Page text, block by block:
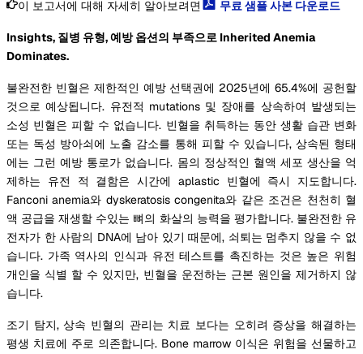
이 보고서에 대해 자세히 알아보려면 무료 샘플 사본 다운로드
Insights, 질병 유형, 예방 옵션의 부족으로 Inherited Anemia
Dominates.
불완전한 빈혈은 제한적인 예방 선택권에 2025년에 65.4%에 공헌할
것으로 예상됩니다. 유전적 mutations 및 장애를 상속하여 발생되는
소성 빈혈은 피할 수 없습니다. 빈혈을 취득하는 동안 생활 습관 변화
또는 독성 방아쇠에 노출 감소를 통해 피할 수 있습니다, 상속된 형태
에는 그런 예방 통로가 없습니다. 몸의 정상적인 혈액 세포 생산을 억
제하는 유전 적 결함은 시간에 aplastic 빈혈에 즉시 지도합니다.
Fanconi anemia와 dyskeratosis congenita와 같은 조건은 천천히 혈
액 공급을 재생할 수있는 뼈의 화살의 능력을 평가합니다. 불완전한 유
전자가 한 사람의 DNA에 남아 있기 때문에, 쇠퇴는 멈추지 않을 수 없
습니다. 가족 역사의 인식과 유전 테스트를 촉진하는 것은 높은 위험
개인을 식별 할 수 있지만, 빈혈을 운전하는 근본 원인을 제거하지 않
습니다.
조기 탐지, 상속 빈혈의 관리는 치료 보다는 오히려 증상을 해결하는
평생 치료에 주로 의존합니다. Bone marrow 이식은 위험을 선물하고